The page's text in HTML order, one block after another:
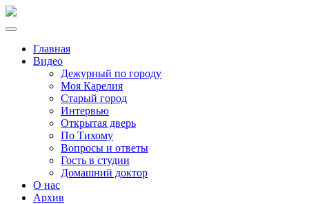
Главная
Видео
Дежурный по городу
Моя Карелия
Старый город
Интервью
Открытая дверь
По Тихому
Вопросы и ответы
Гость в студии
Домашний доктор
О нас
Архив